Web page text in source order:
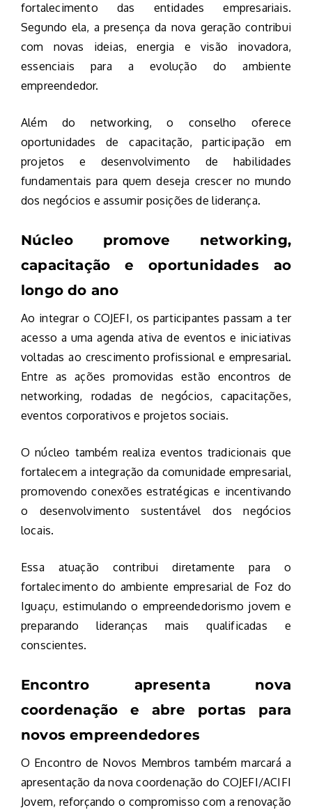
fortalecimento das entidades empresariais.
Segundo ela, a presença da nova geração contribui
com novas ideias, energia e visão inovadora,
essenciais para a evolução do ambiente
empreendedor.
Além do networking, o conselho oferece
oportunidades de capacitação, participação em
projetos e desenvolvimento de habilidades
fundamentais para quem deseja crescer no mundo
dos negócios e assumir posições de liderança.
Núcleo promove networking,
capacitação e oportunidades ao
longo do ano
Ao integrar o COJEFI, os participantes passam a ter
acesso a uma agenda ativa de eventos e iniciativas
voltadas ao crescimento profissional e empresarial.
Entre as ações promovidas estão encontros de
networking, rodadas de negócios, capacitações,
eventos corporativos e projetos sociais.
O núcleo também realiza eventos tradicionais que
fortalecem a integração da comunidade empresarial,
promovendo conexões estratégicas e incentivando
o desenvolvimento sustentável dos negócios
locais.
Essa atuação contribui diretamente para o
fortalecimento do ambiente empresarial de Foz do
Iguaçu, estimulando o empreendedorismo jovem e
preparando lideranças mais qualificadas e
conscientes.
Encontro apresenta nova
coordenação e abre portas para
novos empreendedores
O Encontro de Novos Membros também marcará a
apresentação da nova coordenação do COJEFI/ACIFI
Jovem, reforçando o compromisso com a renovação